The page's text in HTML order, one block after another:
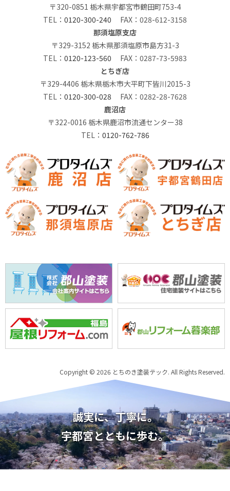
〒320-0851 栃木県宇都宮市鶴田町753-4
TEL： 0120-300-240 FAX：028-612-3158
那須塩原支店
〒329-3152 栃木県那須塩原市島方31-3
TEL： 0120-123-560 FAX：0287-73-5983
とちぎ店
〒329-4406 栃木県栃木市大平町下皆川2015-3
TEL： 0120-300-028 FAX：0282-28-7628
鹿沼店
〒322-0016 栃木県鹿沼市流通センター38
TEL： 0120-762-786
Copyright © 2026 とちのき塗装テック. All Rights Reserved.
誠実に、丁寧に。
宇都宮とともに歩む。